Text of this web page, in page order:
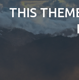
ッ
THIS